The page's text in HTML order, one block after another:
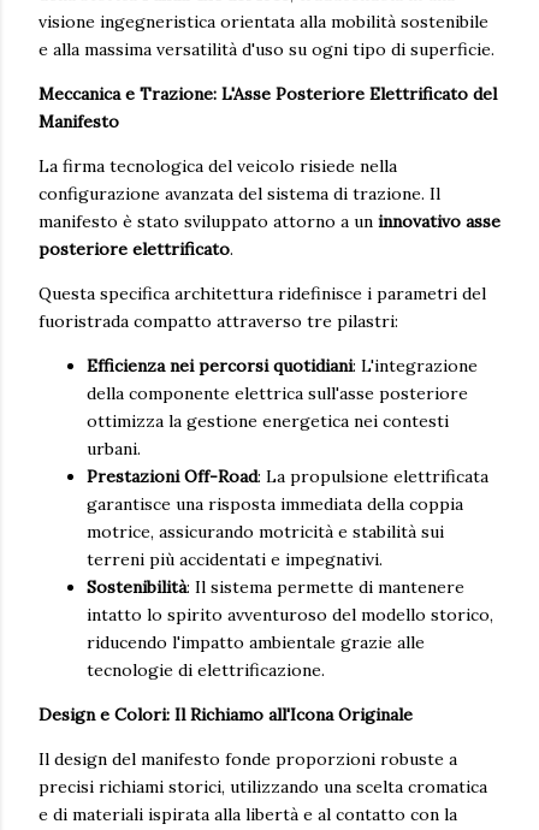
visione ingegneristica orientata alla mobilità sostenibile
e alla massima versatilità d'uso su ogni tipo di superficie.
Meccanica e Trazione: L'Asse Posteriore Elettrificato del
Manifesto
La firma tecnologica del veicolo risiede nella
configurazione avanzata del sistema di trazione. Il
manifesto è stato sviluppato attorno a un innovativo asse
posteriore elettrificato.
Questa specifica architettura ridefinisce i parametri del
fuoristrada compatto attraverso tre pilastri:
Efficienza nei percorsi quotidiani: L'integrazione
della componente elettrica sull'asse posteriore
ottimizza la gestione energetica nei contesti
urbani.
Prestazioni Off-Road: La propulsione elettrificata
garantisce una risposta immediata della coppia
motrice, assicurando motricità e stabilità sui
terreni più accidentati e impegnativi.
Sostenibilità: Il sistema permette di mantenere
intatto lo spirito avventuroso del modello storico,
riducendo l'impatto ambientale grazie alle
tecnologie di elettrificazione.
Design e Colori: Il Richiamo all'Icona Originale
Il design del manifesto fonde proporzioni robuste a
precisi richiami storici, utilizzando una scelta cromatica
e di materiali ispirata alla libertà e al contatto con la